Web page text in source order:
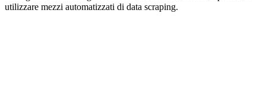
utilizzare mezzi automatizzati di data scraping.